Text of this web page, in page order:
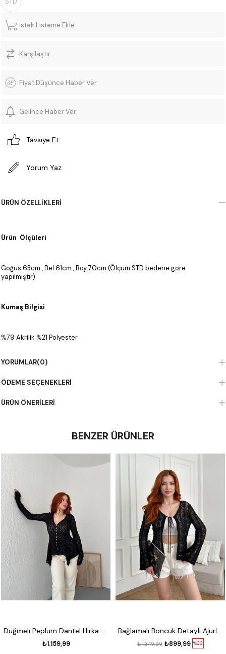
İstek Listeme Ekle
Karşılaştır
Fiyat Düşünce Haber Ver
Gelince Haber Ver
Tavsiye Et
Yorum Yaz
ÜRÜN ÖZELLIKLERI
Ürün Ölçüleri
Göğüs:63cm , Bel:61cm , Boy:70cm (Ölçüm STD bedene göre
yapılmıştır)
Kumaş Bilgisi
%79 Akrilik %21 Polyester
YORUMLAR(0)
ÖDEME SEÇENEKLERI
ÜRÜN ÖNERILERI
BENZER ÜRÜNLER
Düğmeli Peplum Dantel Hırka Siyah
₺1.159,99
Bağlamalı Boncuk Detaylı Ajurlu Hırka Siyah
%33
₺899,99
₺1.349,99